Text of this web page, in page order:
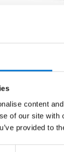
content
of our site
provided to